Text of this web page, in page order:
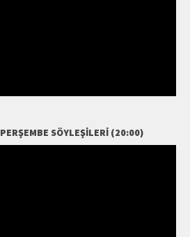
PERŞEMBE SÖYLEŞILERI (20:00)